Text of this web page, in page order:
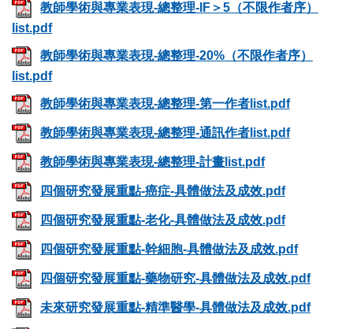
教師學術與專業表現-總整理-IF＞5（不限作者序）
list.pdf
教師學術與專業表現-總整理-20%（不限作者序）
list.pdf
教師學術與專業表現-總整理-第一作者list.pdf
教師學術與專業表現-總整理-通訊作者list.pdf
教師學術與專業表現-總整理-計畫list.pdf
四個研究發展重點-癌症-具體做法及成效.pdf
四個研究發展重點-老化-具體做法及成效.pdf
四個研究發展重點-幹細胞-具體做法及成效.pdf
四個研究發展重點-藥物研究-具體做法及成效.pdf
未來研究發展重點-精準醫學-具體做法及成效.pdf